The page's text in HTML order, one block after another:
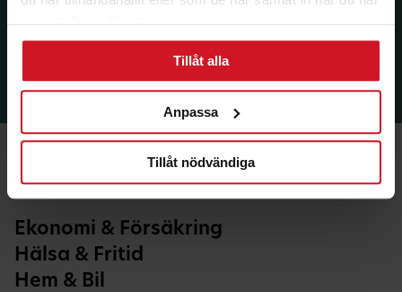
använt deras tjänster.
Tillåt alla
Anpassa
Tillåt nödvändiga
Ekonomi & Försäkring
Hälsa & Fritid
Hem & Bil